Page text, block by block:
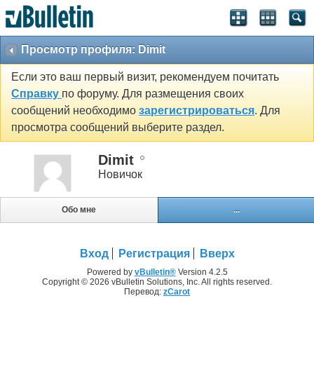
Просмотр профиля: Dimit
Если это ваш первый визит, рекомендуем почитать
Справку по форуму. Для размещения своих
сообщений необходимо зарегистрироваться. Для
просмотра сообщений выберите раздел.
Dimit
Новичок
Обо мне ...
Вход Регистрация Вверх
Powered by vBulletin®Version 4.2.5
Copyright © 2026 vBulletin Solutions, Inc. All rights reserved.
Перевод: zCarot